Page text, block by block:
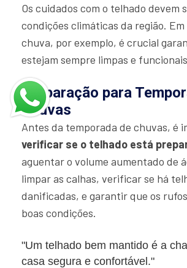
Os cuidados com o telhado devem
condições climáticas da região.
chuva, por exemplo, é crucial
estejam sempre limpas e
Preparação para
Chuvas
Antes da temporada de chuvas, é
verificar se o telhado está
aguentar o volume aumentado de
limpar as calhas, verificar se há
danificadas, e garantir que os
boas condições.
"Um telhado bem mantido é a
casa segura e confortável."